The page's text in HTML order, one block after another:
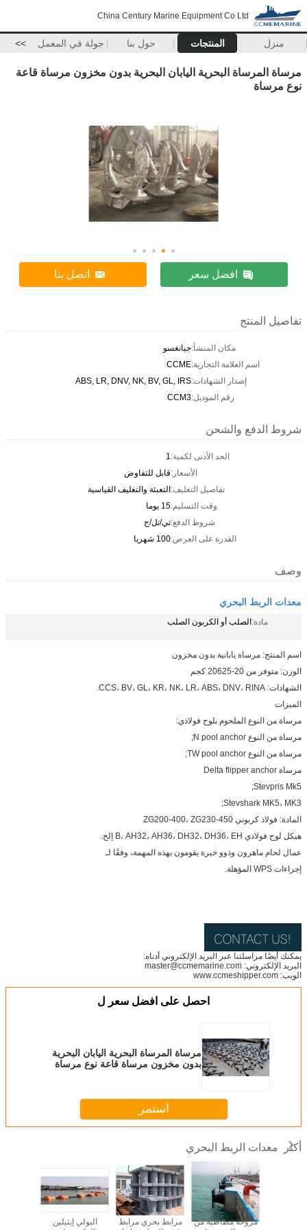
China Century Marine Equipment Co Ltd
منزل المنتجات حول بنا جولة في المعمل >>
مرساة المرساة البحرية اليابان البحرية بدون مخزون مرساة قاعة
نوع مرساة
افضل سعر اتصل بنا
تفاصيل المنتج
مكان المنشأ:جيانغسو
اسم العلامة التجارية:CCME
إصدار الشهادات:ABS, LR, DNV, NK, BV, GL, IRS
رقم الموديل:CCM3
شروط الدفع والشحن
الحد الأدنى لكمية:1
الأسعار:قابل للتفاوض
تفاصيل التغليف:التعبئة والتغليف القياسية
وقت التسليم:15 يوما
شروط الدفع:تي/تل/ج
القدرة على العرض:100 شهريا
وصف
معدات الربط البحري
مادة:الصلب أو الكربون الصلب
اسم المنتج: مرساة يابانية بدون مخزون
الوزن: متوفر من 20-20625 كجم
الشهادات: CCS، BV، GL، KR، NK، LR، ABS، DNV، RINA.
الميزات
مرساة من النوع الملحوم بلوح فولاذي:
مرساة من النوع N pool anchor;
مرساة من النوع TW pool anchor;
مرساة Delta flipper anchor
Stevpris Mk5;
Stevshark MK5، MK3;
المادة: فولاذ كربوني ZG200-400، ZG230-450
هيكل لوح فولاذي B، AH32، AH36، DH32، DH36، EH إلخ.
عمال لحام ماهرون وذوو خبرة يقومون بهذه المهمة، وفقًا لـ
إجراءات WPS المؤهلة.
يمكنك أيضًا مراسلتنا عبر البريد الإلكتروني أدناه:
البريد الإلكتروني: master@ccmemarine.com
الويب: www.ccmeshipper.com
احصل على افضل سعر ل
مرساة المرساة البحرية اليابان البحرية
بدون مخزون مرساة قاعة نوع مرساة
استمر
أكثر معدات الربط البحري
البولي إيثيلين
مرابط بحري مرابط
مروحة مطاطية من